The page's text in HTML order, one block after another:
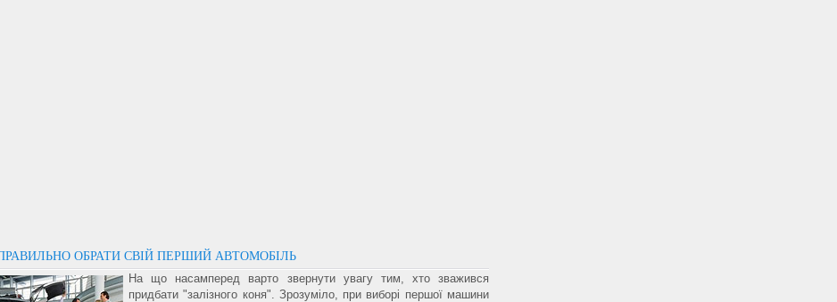
ОБРАТИ СВІЙ ПЕРШИЙ АВТОМОБІЛЬ
На що насамперед варто звернути увагу тим, хто зважився
придбати "залізного коня". Зрозуміло, при виборі першої машини